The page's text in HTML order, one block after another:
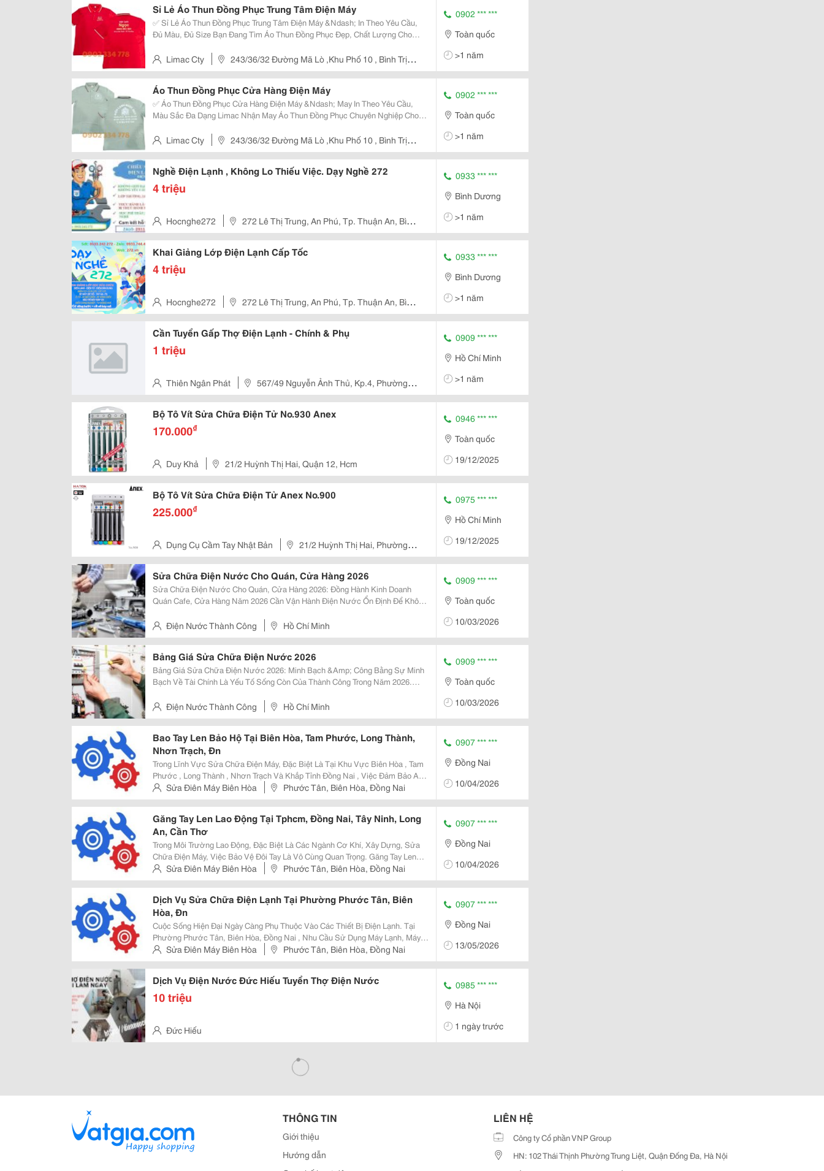
Sỉ Lẻ Áo Thun Đồng Phục Trung Tâm Điện Máy
✅ Sỉ Lẻ Áo Thun Đồng Phục Trung Tâm Điện Máy &Ndash; In Theo Yêu Cầu,
Đủ Màu, Đủ Size Bạn Đang Tìm Áo Thun Đồng Phục Đẹp, Chất Lượng Cho
Limac Nhận May In Logo Theo Yêu Cầu , Nhận Từ...
Limac Cty
243/36/32 Đường Mã Lò ,Khu Phố 10 , Bình Trị
Đông A , Quận Bình Tân , Hcm
0902 *** ***
Toàn quốc
>1 năm
Áo Thun Đồng Phục Cửa Hàng Điện Máy
✅ Áo Thun Đồng Phục Cửa Hàng Điện Máy &Ndash; May In Theo Yêu Cầu,
Màu Sắc Đa Dạng Limac Nhận May Áo Thun Đồng Phục Chuyên Nghiệp Cho
Sấu Mềm Mịn, Co Giãn Tốt In Logo Điện Máy,...
Limac Cty
243/36/32 Đường Mã Lò ,Khu Phố 10 , Bình Trị
Đông A , Quận Bình Tân , Hcm
0902 *** ***
Toàn quốc
>1 năm
Nghề Điện Lạnh , Không Lo Thiếu Việc. Dạy Nghề 272
4 triệu
Hocnghe272
272 Lê Thị Trung, An Phú, Tp. Thuận An, Bình
Dương, Vietnam
0933 *** ***
Bình Dương
>1 năm
Khai Giảng Lớp Điện Lạnh Cấp Tốc
4 triệu
Hocnghe272
272 Lê Thị Trung, An Phú, Tp. Thuận An, Bình
Dương, Vietnam
0933 *** ***
Bình Dương
>1 năm
Cần Tuyển Gấp Thợ Điện Lạnh - Chính & Phụ
1 triệu
Thiên Ngân Phát
567/49 Nguyễn Ảnh Thủ, Kp.4, Phường
Hiệp Thành, Quận 12, Tp.hcm
0909 *** ***
Hồ Chí Minh
>1 năm
Bộ Tô Vít Sửa Chữa Điện Tử No.930 Anex
170.000₫
Duy Khả 21/2 Huỳnh Thị Hai, Quận 12, Hcm
0946 *** ***
Toàn quốc
19/12/2025
Bộ Tô Vít Sửa Chữa Điện Tử Anex No.900
225.000₫
Dụng Cụ Cầm Tay Nhật Bản
21/2 Huỳnh Thị Hai, Phường
Tân Chánh Hiệp, Quận 12
0975 *** ***
Hồ Chí Minh
19/12/2025
Sửa Chữa Điện Nước Cho Quán, Cửa Hàng 2026
Sửa Chữa Điện Nước Cho Quán, Cửa Hàng 2026: Đồng Hành Kinh Doanh
Quán Cafe, Cửa Hàng Năm 2026 Cần Vận Hành Điện Nước Ổn Định Để Không
Lý Tắc Nghẽn Lavabo ➡️ Sửa Đèn Trang Trí ➡️...
Điện Nước Thành Công Hồ Chí Minh
0909 *** ***
Toàn quốc
10/03/2026
Bảng Giá Sửa Chữa Điện Nước 2026
Bảng Giá Sửa Chữa Điện Nước 2026: Minh Bạch &Amp; Công Bằng Sự Minh
Bạch Về Tài Chính Là Yếu Tố Sống Còn Của Thành Công Trong Năm 2026.
Lắp Tủ Điện Tổng. Khách Hàng Luôn Được Báo...
Điện Nước Thành Công Hồ Chí Minh
0909 *** ***
Toàn quốc
10/03/2026
Bao Tay Len Bảo Hộ Tại Biên Hòa, Tam Phước, Long Thành,
Nhơn Trạch, Đn
Trong Lĩnh Vực Sửa Chữa Điện Máy, Đặc Biệt Là Tại Khu Vực Biên Hòa , Tam
Phước , Long Thành , Nhơn Trạch Và Khắp Tỉnh Đồng Nai , Việc Đảm Bảo An
Toàn Lao Động Luôn Được Đặt Lên Hàng Đầu. Một Trong Những Phụ Kiện
Không Thể Thiếu Đối Với Thợ Sửa Điện...
Sửa Điên Máy Biên Hòa Phước Tân, Biên Hòa, Đồng Nai
0907 *** ***
Đồng Nai
10/04/2026
Găng Tay Len Lao Động Tại Tphcm, Đồng Nai, Tây Ninh, Long
An, Cần Thơ
Trong Môi Trường Lao Động, Đặc Biệt Là Các Ngành Cơ Khí, Xây Dựng, Sửa
Chữa Điện Máy, Việc Bảo Vệ Đôi Tay Là Vô Cùng Quan Trọng. Găng Tay Len
Lao Động Không Chỉ Giúp Giữ Ấm, Tăng Độ Bám Mà Còn Hạn Chế Trầy Xước,
Đảm Bảo An Toàn Khi Làm Việc. Nếu Bạn...
Sửa Điên Máy Biên Hòa Phước Tân, Biên Hòa, Đồng Nai
0907 *** ***
Đồng Nai
10/04/2026
Dịch Vụ Sửa Chữa Điện Lạnh Tại Phường Phước Tân, Biên
Hòa, Đn
Cuộc Sống Hiện Đại Ngày Càng Phụ Thuộc Vào Các Thiết Bị Điện Lạnh. Tại
Phường Phước Tân, Biên Hòa, Đồng Nai , Nhu Cầu Sử Dụng Máy Lạnh, Máy
Giặt, Tủ Lạnh Ngày Càng Cao, Kéo Theo Đó Là Nhu Cầu Bảo Trì, Bảo Dưỡng
Và Sửa Chữa Khi Thiết Bị Gặp Sự Cố....
Sửa Điên Máy Biên Hòa Phước Tân, Biên Hòa, Đồng Nai
0907 *** ***
Đồng Nai
13/05/2026
Dịch Vụ Điện Nước Đức Hiếu Tuyển Thợ Điện Nước
10 triệu
Đức Hiếu
0985 *** ***
Hà Nội
1 ngày trước
THÔNG TIN
Giới thiệu
Hướng dẫn
LIÊN HỆ
Công ty Cổ phần VNP Group
HN: 102 Thái Thịnh Phường Trung Liệt, Quận Đống Đa, Hà Nội